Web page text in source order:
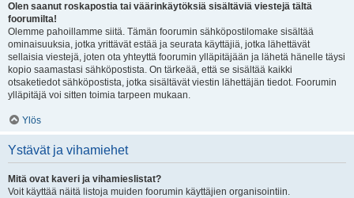
Olen saanut roskapostia tai väärinkäytöksiä sisältäviä viestejä tältä
foorumilta!
Olemme pahoillamme siitä. Tämän foorumin sähköpostilomake sisältää
ominaisuuksia, jotka yrittävät estää ja seurata käyttäjiä, jotka lähettävät
sellaisia viestejä, joten ota yhteyttä foorumin ylläpitäjään ja lähetä hänelle täysi
kopio saamastasi sähköpostista. On tärkeää, että se sisältää kaikki
otsaketiedot sähköpostista, jotka sisältävät viestin lähettäjän tiedot. Foorumin
ylläpitäjä voi sitten toimia tarpeen mukaan.
Ylös
Ystävät ja vihamiehet
Mitä ovat kaveri ja vihamieslistat?
Voit käyttää näitä listoja muiden foorumin käyttäjien organisointiin.